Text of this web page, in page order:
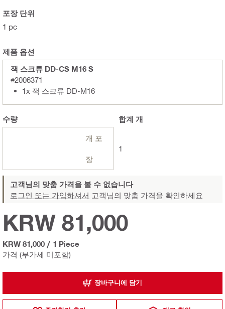
포장 단위
1 pc
제품 옵션
잭 스크류 DD-CS M16 S
#2006371
1x 잭 스크류 DD-M16
수량
개 포
장
합계 개
1
고객님의 맞춤 가격을 볼 수 없습니다
로그인 또는 가입하셔서 고객님의 맞춤 가격을 확인하세요
가격 (부가세 미포함)
KRW 81,000
KRW 81,000 / 1 Piece
장바구니에 담기